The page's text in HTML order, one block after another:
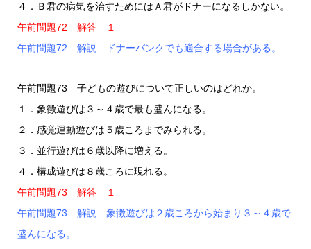
４．Ｂ君の病気を治すためにはＡ君がドナーになるしかない。
午前問題72 解答 １
午前問題72 解説 ドナーバンクでも適合する場合がある。
午前問題73 子どもの遊びについて正しいのはどれか。
１．象徴遊びは３～４歳で最も盛んになる。
２．感覚運動遊びは５歳ころまでみられる。
３．並行遊びは６歳以降に増える。
４．構成遊びは８歳ころに現れる。
午前問題73 解答 １
午前問題73 解説 象徴遊びは２歳ころから始まり３～４歳で
盛んになる。